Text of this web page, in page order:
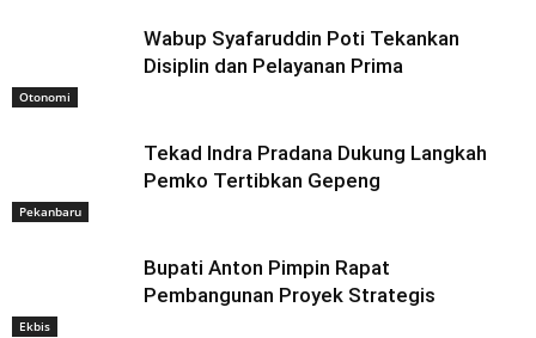
Otonomi
Wabup Syafaruddin Poti Tekankan
Disiplin dan Pelayanan Prima
Pekanbaru
Tekad Indra Pradana Dukung Langkah
Pemko Tertibkan Gepeng
Ekbis
Bupati Anton Pimpin Rapat
Pembangunan Proyek Strategis